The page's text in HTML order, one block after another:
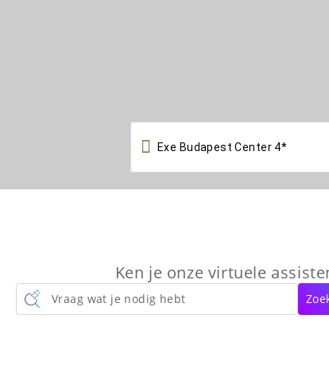

Ken je onze virtuele
Vraag wat je nodig hebt